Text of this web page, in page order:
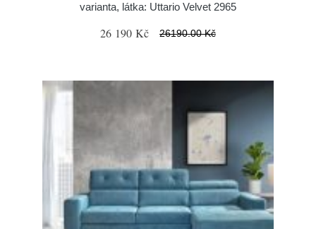
varianta, látka: Uttario Velvet 2965
26 190 Kč 26190.00 Kč